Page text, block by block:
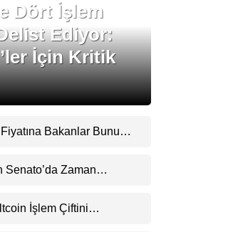
Dört İşlem
Ediyor:
İçin Kritik
Bakanlar Bunu
Senato’da Zaman
İşlem Çiftini